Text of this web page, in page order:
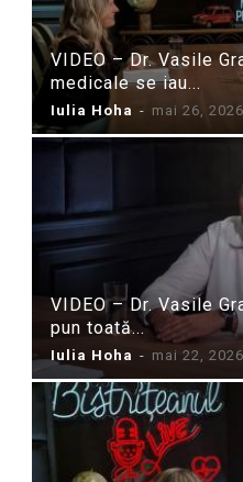
VIDEO – Dr. Vasile
medicale se iau...
Iulia Hoha - mai 26, 2026
VIDEO – Dr. Vasile
pun toată...
Iulia Hoha - mai 22, 2026